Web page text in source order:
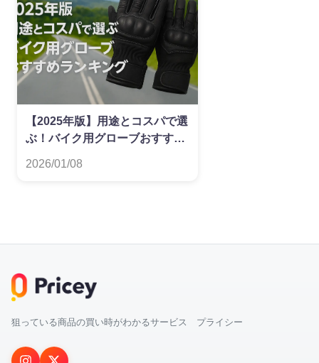
【2025年版】用途とコスパで選
ぶ！バイク用グローブおすすめ
2026/01/08
狙っている商品の買い時がわかるサービス プライシー